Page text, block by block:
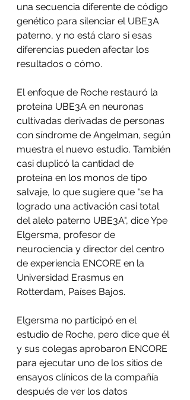
una secuencia diferente de código
genético para silenciar el UBE3A
paterno, y no está claro si esas
diferencias pueden afectar los
resultados o cómo.
El enfoque de Roche restauró la
proteína UBE3A en neuronas
cultivadas derivadas de personas
con síndrome de Angelman, según
muestra el nuevo estudio. También
casi duplicó la cantidad de
proteína en los monos de tipo
salvaje, lo que sugiere que "se ha
logrado una activación casi total
del alelo paterno UBE3A", dice Ype
Elgersma, profesor de
neurociencia y director del centro
de experiencia ENCORE en la
Universidad Erasmus en
Rotterdam, Países Bajos.
Elgersma no participó en el
estudio de Roche, pero dice que él
y sus colegas aprobaron ENCORE
para ejecutar uno de los sitios de
ensayos clínicos de la compañía
después de ver los datos